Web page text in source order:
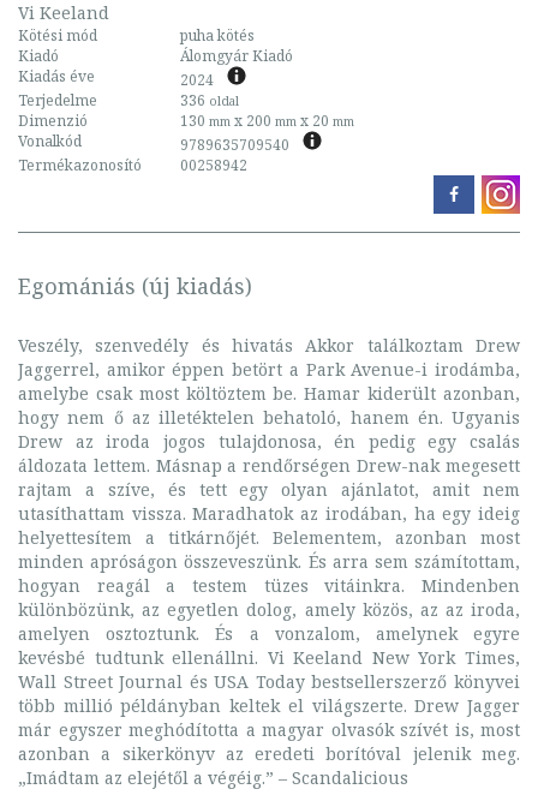
Vi Keeland
Kötési mód
puha kötés
Kiadó
Álomgyár Kiadó
Kiadás éve
2024
Terjedelme
336 oldal
Dimenzió 130 mm x 200 mm x 20 mm
Vonalkód
9789635709540
Termékazonosító
00258942
Egomániás (új kiadás)
Veszély, szenvedély és hivatás Akkor találkoztam Drew
Jaggerrel, amikor éppen betört a Park Avenue-i irodámba,
amelybe csak most költöztem be. Hamar kiderült azonban,
hogy nem ő az illetéktelen behatoló, hanem én. Ugyanis
Drew az iroda jogos tulajdonosa, én pedig egy csalás
áldozata lettem. Másnap a rendőrségen Drew-nak megesett
rajtam a szíve, és tett egy olyan ajánlatot, amit nem
utasíthattam vissza. Maradhatok az irodában, ha egy ideig
helyettesítem a titkárnőjét. Belementem, azonban most
minden apróságon összeveszünk. És arra sem számítottam,
hogyan reagál a testem tüzes vitáinkra. Mindenben
különbözünk, az egyetlen dolog, amely közös, az az iroda,
amelyen osztoztunk. És a vonzalom, amelynek egyre
kevésbé tudtunk ellenállni. Vi Keeland New York Times,
Wall Street Journal és USA Today bestsellerszerző könyvei
több millió példányban keltek el világszerte. Drew Jagger
már egyszer meghódította a magyar olvasók szívét is, most
azonban a sikerkönyv az eredeti borítóval jelenik meg.
„Imádtam az elejétől a végéig.” – Scandalicious